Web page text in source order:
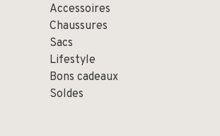
Accessoires
Chaussures
Sacs
Lifestyle
Bons cadeaux
Soldes